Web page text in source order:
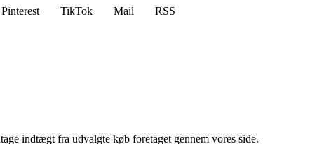
Pinterest TikTok Mail
RSS
indtægt fra udvalgte køb foretaget gennem vores side.